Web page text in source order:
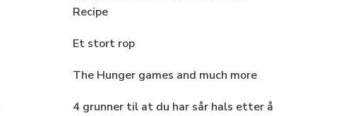
Recipe
Et stort rop
The Hunger games and much more
4 grunner til at du har sår hals etter å